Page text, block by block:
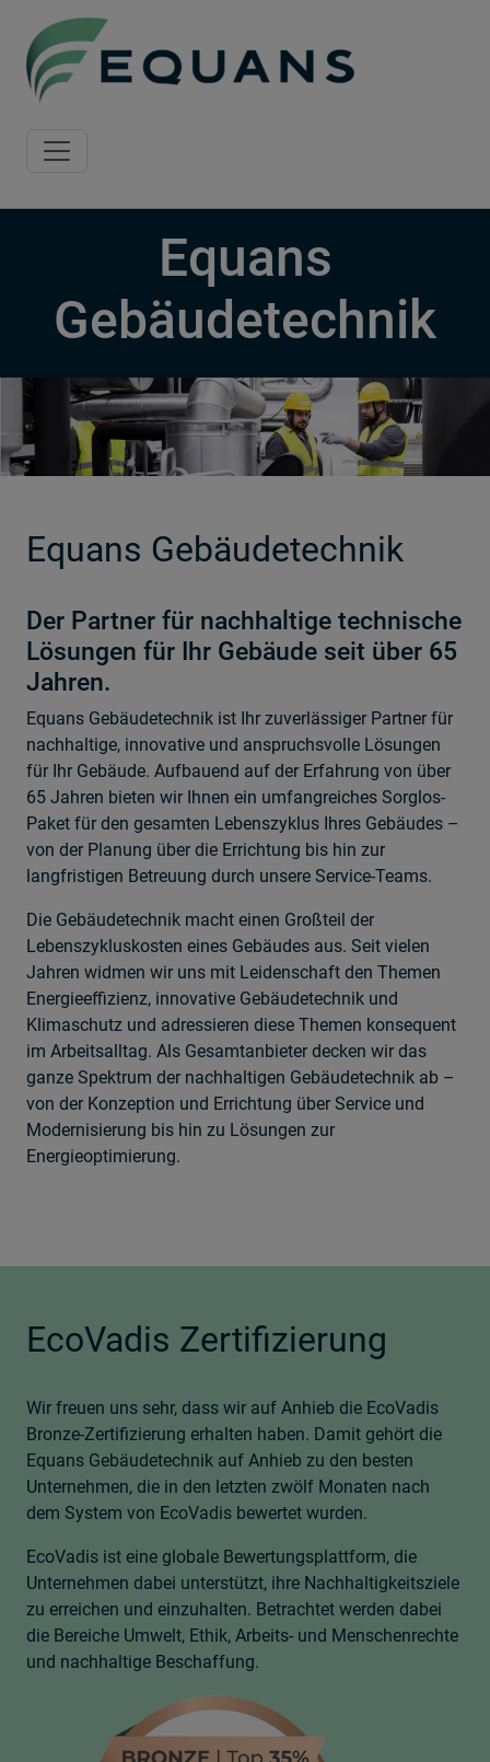
Equans
Gebäudetechnik
Equans Gebäudetechnik
Der Partner für nachhaltige technische
Lösungen für Ihr Gebäude seit über 65
Jahren.
Equans Gebäudetechnik ist Ihr zuverlässiger Partner für
nachhaltige, innovative und anspruchsvolle Lösungen
für Ihr Gebäude. Aufbauend auf der Erfahrung von über
65 Jahren bieten wir Ihnen ein umfangreiches Sorglos-
Paket für den gesamten Lebenszyklus Ihres Gebäudes –
von der Planung über die Errichtung bis hin zur
langfristigen Betreuung durch unsere Service-Teams.
Die Gebäudetechnik macht einen Großteil der
Lebenszykluskosten eines Gebäudes aus. Seit vielen
Jahren widmen wir uns mit Leidenschaft den Themen
Energieeffizienz, innovative Gebäudetechnik und
Klimaschutz und adressieren diese Themen konsequent
im Arbeitsalltag. Als Gesamtanbieter decken wir das
ganze Spektrum der nachhaltigen Gebäudetechnik ab –
von der Konzeption und Errichtung über Service und
Modernisierung bis hin zu Lösungen zur
Energieoptimierung.
EcoVadis Zertifizierung
Wir freuen uns sehr, dass wir auf Anhieb die EcoVadis
Bronze-Zertifizierung erhalten haben. Damit gehört die
Equans Gebäudetechnik auf Anhieb zu den besten
Unternehmen, die in den letzten zwölf Monaten nach
dem System von EcoVadis bewertet wurden.
EcoVadis ist eine globale Bewertungsplattform, die
Unternehmen dabei unterstützt, ihre Nachhaltigkeitsziele
zu erreichen und einzuhalten. Betrachtet werden dabei
die Bereiche Umwelt, Ethik, Arbeits- und Menschenrechte
und nachhaltige Beschaffung.